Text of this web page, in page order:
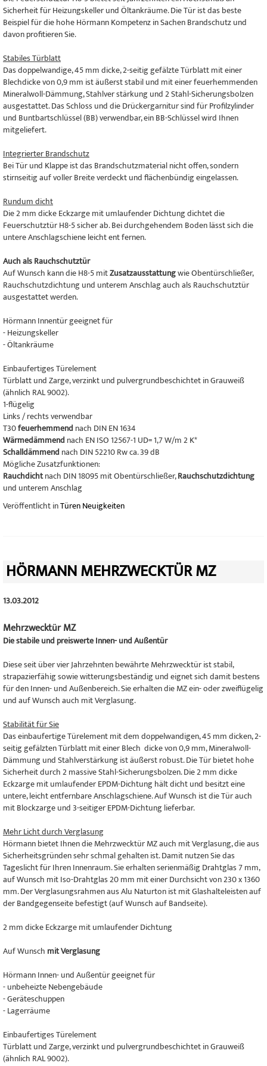
Sicherheit für Heizungskeller und Öltankräume. Die Tür ist das beste
Beispiel für die hohe Hörmann Kompetenz in Sachen Brandschutz und
davon profitieren Sie.
Stabiles Türblatt
Das doppelwandige, 45 mm dicke, 2-seitig gefälzte Türblatt mit einer
Blechdicke von 0,9 mm ist äußerst stabil und mit einer feuerhemmenden
Mineralwoll-Dämmung, Stahlver stärkung und 2 Stahl-Sicherungsbolzen
ausgestattet. Das Schloss und die Drückergarnitur sind für Profilzylinder
und Buntbartschlüssel (BB) verwendbar, ein BB-Schlüssel wird Ihnen
mitgeliefert.
Integrierter Brandschutz
Bei Tür und Klappe ist das Brandschutzmaterial nicht offen, sondern
stirnseitig auf voller Breite verdeckt und flächenbündig eingelassen.
Rundum dicht
Die 2 mm dicke Eckzarge mit umlaufender Dichtung dichtet die
Feuerschutztür H8-5 sicher ab. Bei durchgehendem Boden lässt sich die
untere Anschlagschiene leicht ent fernen.
Auch als Rauchschutztür
Auf Wunsch kann die H8-5 mitZusatzausstattungwie Obentürschließer,
Rauchschutzdichtung und unterem Anschlag auch als Rauchschutztür
ausgestattet werden.
Hörmann Innentür geeignet für
- Heizungskeller
- Öltankräume
Einbaufertiges Türelement
Türblatt und Zarge, verzinkt und pulvergrundbeschichtet in Grauweiß
(ähnlich RAL 9002).
1-flügelig
Links / rechts verwendbar
T30feuerhemmend nach DIN EN 1634
Wärmedämmend nach EN ISO 12567-1 UD= 1,7 W/m 2 K*
Schalldämmend nach DIN 52210 Rw ca. 39 dB
Mögliche Zusatzfunktionen:
Rauchdichtnach DIN 18095 mit Obentürschließer,Rauchschutzdichtung
und unterem Anschlag
Veröffentlicht inTüren Neuigkeiten
HÖRMANN MEHRZWECKTÜR MZ
13.03.2012
Mehrzwecktür MZ
Die stabile und preiswerte Innen- und Außentür
Diese seit über vier Jahrzehnten bewährte Mehrzwecktür ist stabil,
strapazierfähig sowie witterungsbeständig und eignet sich damit bestens
für den Innen- und Außenbereich. Sie erhalten die MZ ein- oder zweiflügelig
und auf Wunsch auch mit Verglasung.
Stabilität für Sie
Das einbaufertige Türelement mit dem doppelwandigen, 45 mm dicken, 2-
seitig gefälzten Türblatt mit einer Blech dicke von 0,9 mm, Mineralwoll-
Dämmung und Stahlverstärkung ist äußerst robust. Die Tür bietet hohe
Sicherheit durch 2 massive Stahl-Sicherungsbolzen. Die 2 mm dicke
Eckzarge mit umlaufender EPDM-Dichtung hält dicht und besitzt eine
untere, leicht entfernbare Anschlagschiene. Auf Wunsch ist die Tür auch
mit Blockzarge und 3-seitiger EPDM-Dichtung lieferbar.
Mehr Licht durch Verglasung
Hörmann bietet Ihnen die Mehrzwecktür MZ auch mit Verglasung, die aus
Sicherheitsgründen sehr schmal gehalten ist. Damit nutzen Sie das
Tageslicht für Ihren Innenraum. Sie erhalten serienmäßig Drahtglas 7 mm,
auf Wunsch mit Iso-Drahtglas 20 mm mit einer Durchsicht von 230 x 1360
mm. Der Verglasungsrahmen aus Alu Naturton ist mit Glashalteleisten auf
der Bandgegenseite befestigt (auf Wunsch auf Bandseite).
2 mm dicke Eckzarge mit umlaufender Dichtung
Auf Wunsch mit Verglasung
Hörmann Innen- und Außentür geeignet für
- unbeheizte Nebengebäude
- Geräteschuppen
- Lagerräume
Einbaufertiges Türelement
Türblatt und Zarge, verzinkt und pulvergrundbeschichtet in Grauweiß
(ähnlich RAL 9002).